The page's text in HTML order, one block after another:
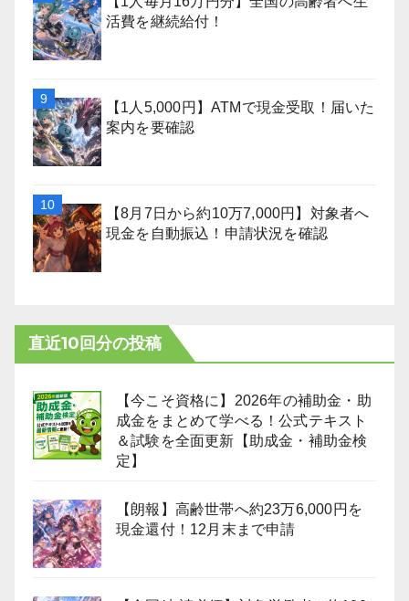
活費を継続給付！
【1人5,000円】ATMで現金受取！届いた
案内を要確認
【8月7日から約10万7,000円】対象者へ
現金を自動振込！申請状況を確認
直近10回分の投稿
【今こそ資格に】2026年の補助金・助
成金をまとめて学べる！公式テキスト
＆試験を全面更新【助成金・補助金検
定】
【朗報】高齢世帯へ約23万6,000円を
現金還付！12月末まで申請